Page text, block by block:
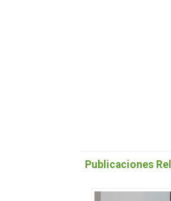
Publicaciones